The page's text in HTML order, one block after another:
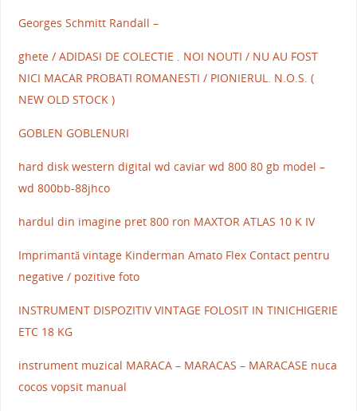
Georges Schmitt Randall –
ghete / ADIDASI DE COLECTIE . NOI NOUTI / NU AU FOST
NICI MACAR PROBATI ROMANESTI / PIONIERUL. N.O.S. (
NEW OLD STOCK )
GOBLEN GOBLENURI
hard disk western digital wd caviar wd 800 80 gb model –
wd 800bb-88jhco
hardul din imagine pret 800 ron MAXTOR ATLAS 10 K IV
Imprimantă vintage Kinderman Amato Flex Contact pentru
negative / pozitive foto
INSTRUMENT DISPOZITIV VINTAGE FOLOSIT IN TINICHIGERIE
ETC 18 KG
instrument muzical MARACA – MARACAS – MARACASE nuca
cocos vopsit manual